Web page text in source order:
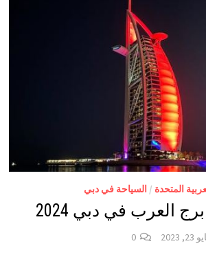
المتحدة / السياحة في دبي
العرب في دبي 2024
2023
0